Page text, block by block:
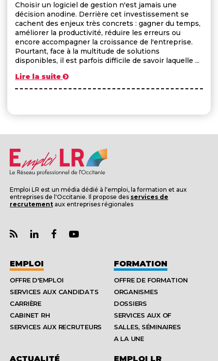
Choisir un logiciel de gestion n'est jamais une
décision anodine. Derrière cet investissement se
cachent des enjeux très concrets : gagner du temps,
améliorer la productivité, réduire les erreurs ou
encore accompagner la croissance de l'entreprise.
Pourtant, face à la multitude de solutions
disponibles, il est parfois difficile de savoir laquelle ...
Lire la suite
Emploi LR est un média dédié à l'emploi, la formation et aux
entreprises de l'Occitanie. Il propose des services de
recrutement aux entreprises régionales
EMPLOI
OFFRE D'EMPLOI
SERVICES AUX CANDIDATS
CARRIÈRE
CABINET RH
SERVICES AUX RECRUTEURS
FORMATION
OFFRE DE FORMATION
ORGANISMES
DOSSIERS
SERVICES AUX OF
SALLES, SÉMINAIRES
A LA UNE
ACTUALITÉ EMPLOI LR